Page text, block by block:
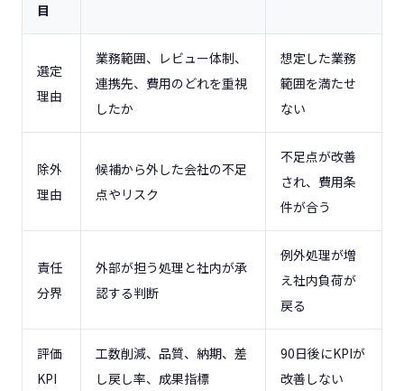
目
選定
理由
業務範囲、レビュー体制、
連携先、費用のどれを重視
したか
想定した業務
範囲を満たせ
ない
除外
理由
候補から外した会社の不足
点やリスク
不足点が改善
され、費用条
件が合う
責任
分界
外部が担う処理と社内が承
認する判断
例外処理が増
え社内負荷が
戻る
評価
KPI
工数削減、品質、納期、差
し戻し率、成果指標
90日後にKPIが
改善しない